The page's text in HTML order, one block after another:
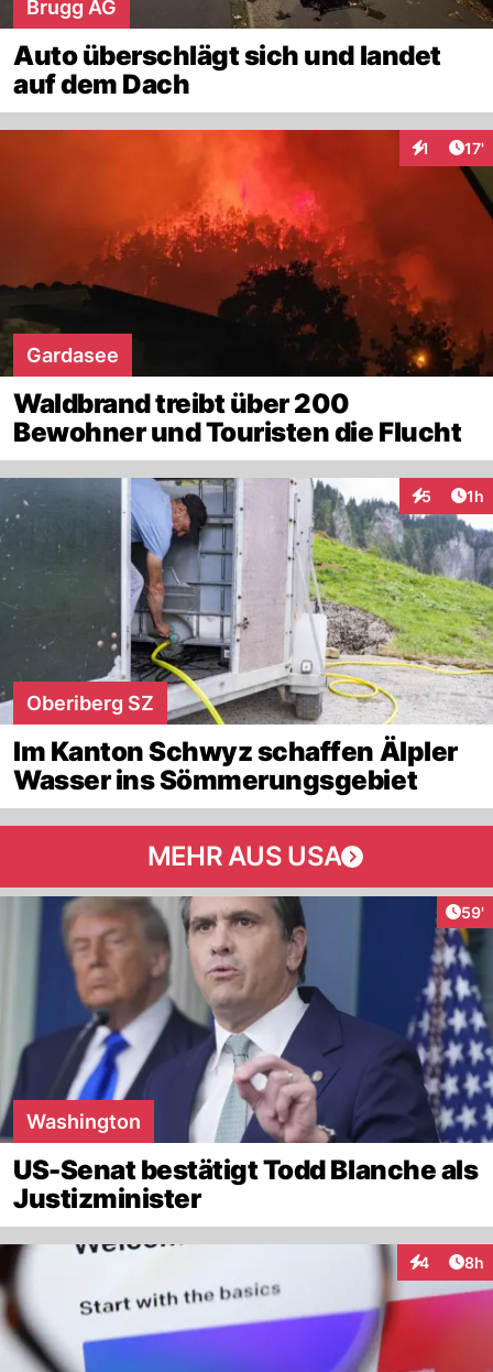
Brugg AG
Auto überschlägt sich und landet
auf dem Dach
1 17'
Gardasee
Waldbrand treibt über 200
Bewohner und Touristen die Flucht
5 1h
Oberiberg SZ
Im Kanton Schwyz schaffen Älpler
Wasser ins Sömmerungsgebiet
MEHR AUS USA
59'
Washington
US-Senat bestätigt Todd Blanche als
Justizminister
4 8h